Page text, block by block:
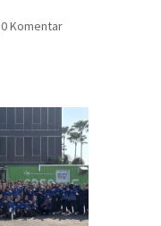
0 Komentar